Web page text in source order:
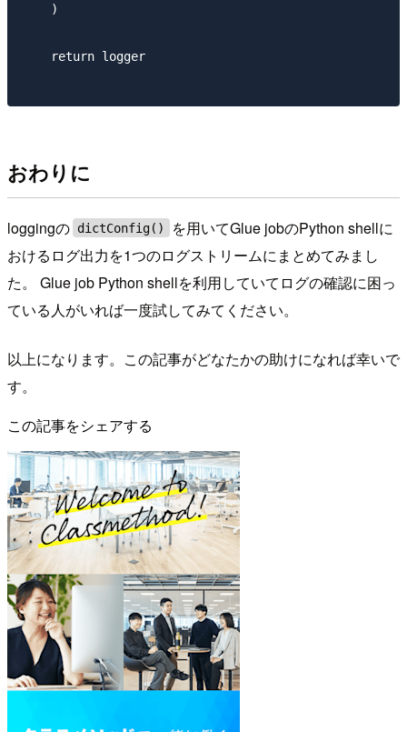
    )
    return logger
おわりに
loggingの dictConfig()
を用いてGlue jobのPython shellに
おけるログ出力を1つのログストリームにまとめてみまし
た。 Glue job Python shellを利用していてログの確認に困っ
ている人がいれば一度試してみてください。
以上になります。この記事がどなたかの助けになれば幸いで
す。
この記事をシェアする